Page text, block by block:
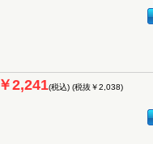
￥2,241(税込) (税抜￥2,038)